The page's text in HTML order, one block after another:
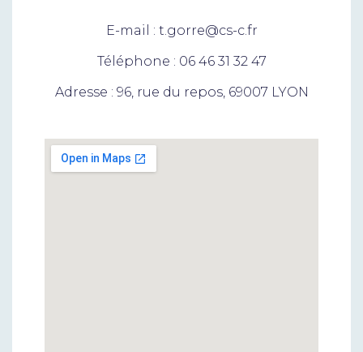
E-mail : t.gorre@cs-c.fr
Téléphone : 06 46 31 32 47
Adresse : 96, rue du repos, 69007 LYON